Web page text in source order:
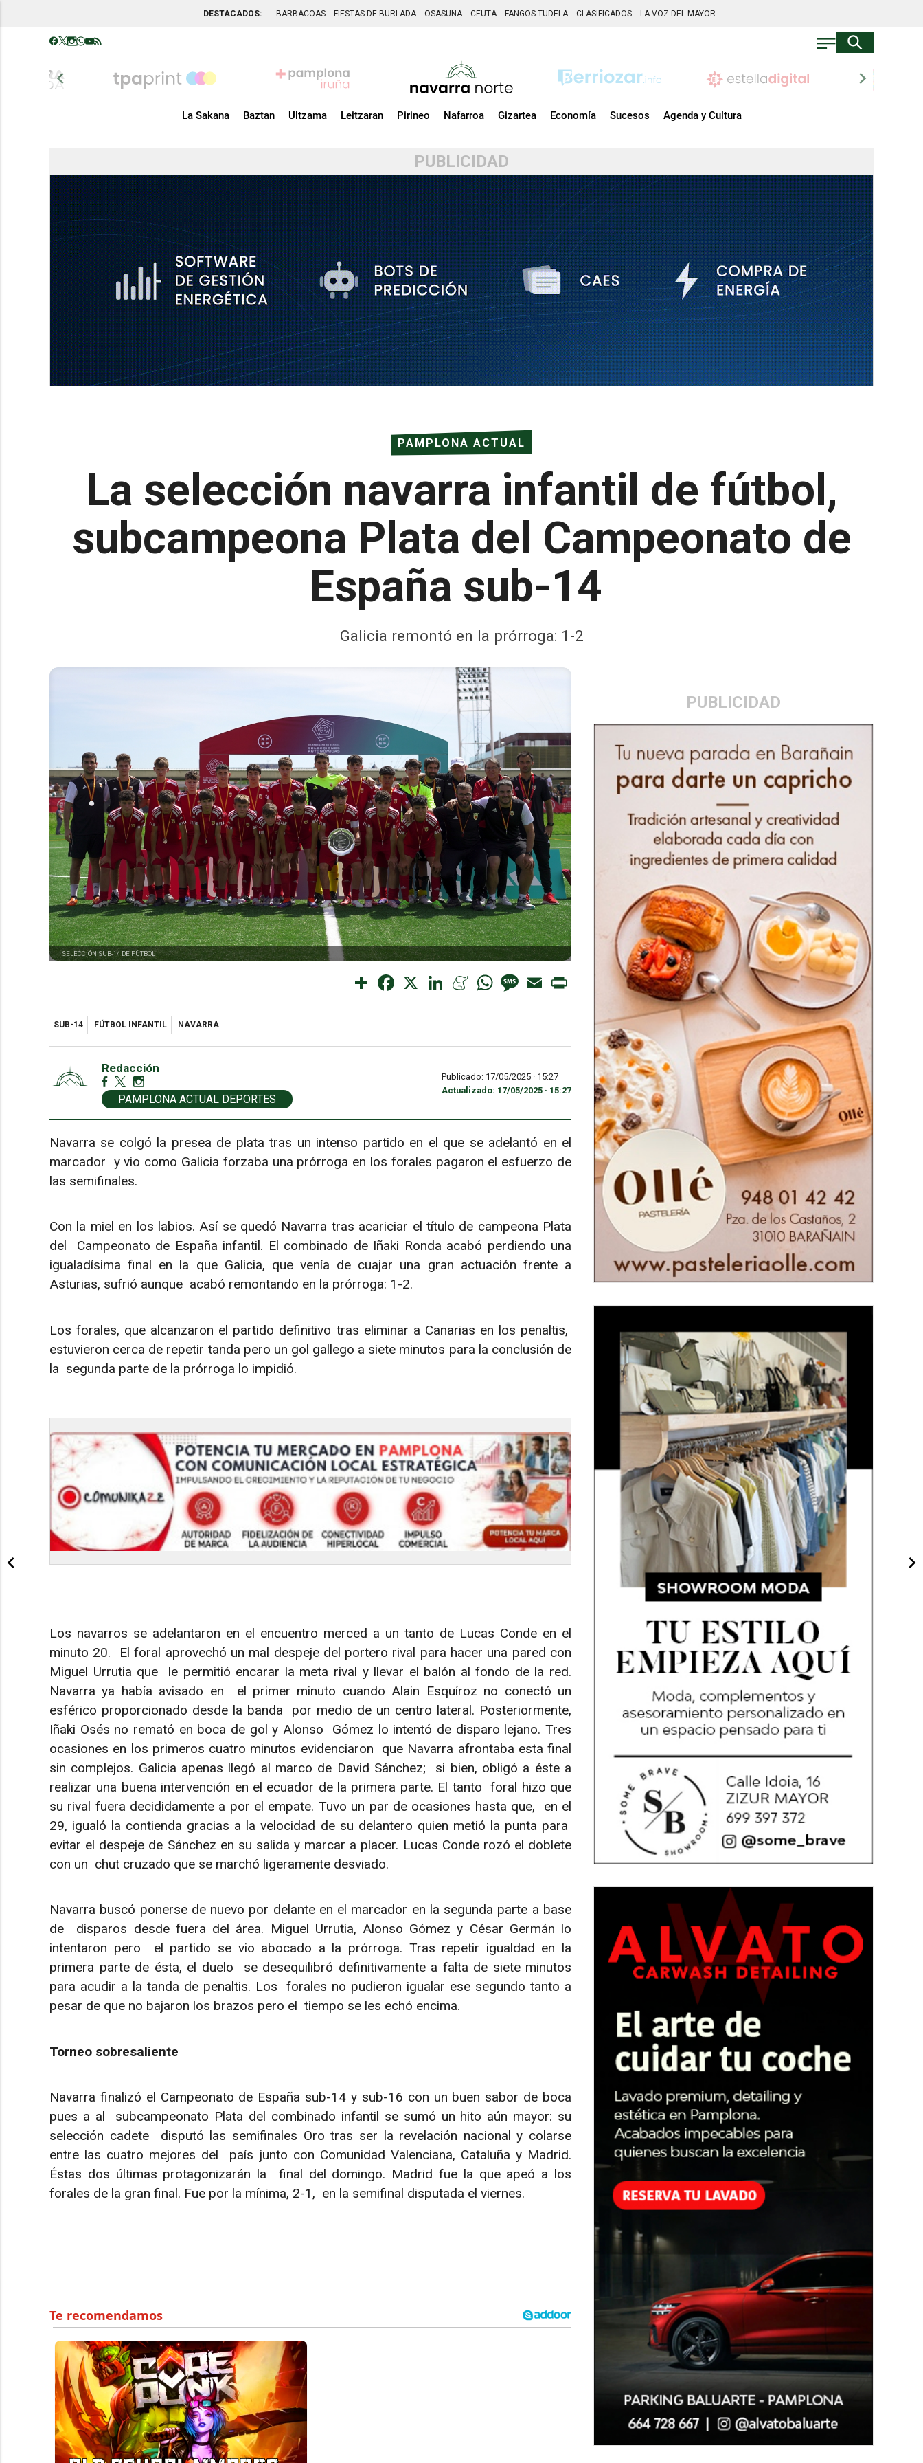
DESTACADOS: BARBACOAS FIESTAS DE BURLADA OSASUNA CEUTA FANGOS TUDELA CLASIFICADOS LA VOZ DEL MAYOR
chevron_left chevron_right
La Sakana Baztan Ultzama Leitzaran Pirineo Nafarroa Gizartea Economía Sucesos Agenda y Cultura
PUBLICIDAD
PAMPLONA ACTUAL
La selección navarra infantil de fútbol,
subcampeona Plata del Campeonato de
España sub-14
Galicia remontó en la prórroga: 1-2
PUBLICIDAD
SELECCIÓN SUB-14 DE FÚTBOL
Share Facebook LinkedInMeneameWhatsAppMessage
Email
SUB-14 FÚTBOL INFANTIL NAVARRA
Redacción
PAMPLONA ACTUAL DEPORTES
Publicado: 17/05/2025 · 15:27
Actualizado: 17/05/2025 · 15:27
Navarra se colgó la presea de plata tras un intenso partido en el que se adelantó en el
marcador y vio como Galicia forzaba una prórroga en los forales pagaron el esfuerzo de
las semifinales.
Con la miel en los labios. Así se quedó Navarra tras acariciar el título de campeona Plata
del Campeonato de España infantil. El combinado de Iñaki Ronda acabó perdiendo una
igualadísima final en la que Galicia, que venía de cuajar una gran actuación frente a
Asturias, sufrió aunque acabó remontando en la prórroga: 1-2.
Los forales, que alcanzaron el partido definitivo tras eliminar a Canarias en los penaltis,
estuvieron cerca de repetir tanda pero un gol gallego a siete minutos para la conclusión de
la segunda parte de la prórroga lo impidió.
Los navarros se adelantaron en el encuentro merced a un tanto de Lucas Conde en el
minuto 20. El foral aprovechó un mal despeje del portero rival para hacer una pared con
Miguel Urrutia que le permitió encarar la meta rival y llevar el balón al fondo de la red.
Navarra ya había avisado en el primer minuto cuando Alain Esquíroz no conectó un
esférico proporcionado desde la banda por medio de un centro lateral. Posteriormente,
Iñaki Osés no remató en boca de gol y Alonso Gómez lo intentó de disparo lejano. Tres
ocasiones en los primeros cuatro minutos evidenciaron que Navarra afrontaba esta final
sin complejos. Galicia apenas llegó al marco de David Sánchez; si bien, obligó a éste a
realizar una buena intervención en el ecuador de la primera parte. El tanto foral hizo que
su rival fuera decididamente a por el empate. Tuvo un par de ocasiones hasta que, en el
29, igualó la contienda gracias a la velocidad de su delantero quien metió la punta para
evitar el despeje de Sánchez en su salida y marcar a placer. Lucas Conde rozó el doblete
con un chut cruzado que se marchó ligeramente desviado.
Navarra buscó ponerse de nuevo por delante en el marcador en la segunda parte a base
de disparos desde fuera del área. Miguel Urrutia, Alonso Gómez y César Germán lo
intentaron pero el partido se vio abocado a la prórroga. Tras repetir igualdad en la
primera parte de ésta, el duelo se desequilibró definitivamente a falta de siete minutos
para acudir a la tanda de penaltis. Los forales no pudieron igualar ese segundo tanto a
pesar de que no bajaron los brazos pero el tiempo se les echó encima.
Torneo sobresaliente
Navarra finalizó el Campeonato de España sub-14 y sub-16 con un buen sabor de boca
pues a al subcampeonato Plata del combinado infantil se sumó un hito aún mayor: su
selección cadete disputó las semifinales Oro tras ser la revelación nacional y colarse
entre las cuatro mejores del país junto con Comunidad Valenciana, Cataluña y Madrid.
Éstas dos últimas protagonizarán la final del domingo. Madrid fue la que apeó a los
forales de la gran final. Fue por la mínima, 2-1, en la semifinal disputada el viernes.